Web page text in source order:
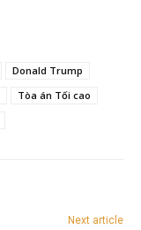
Donald Trump
Tòa án Tối cao
Next article